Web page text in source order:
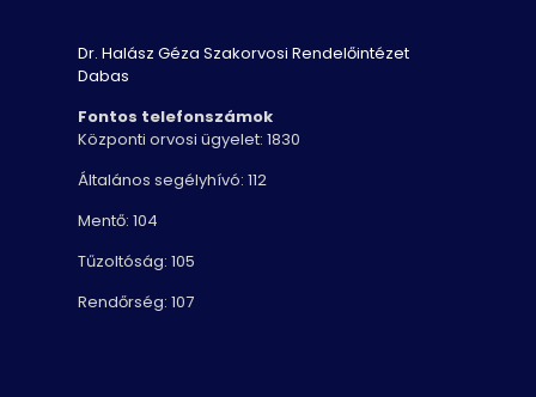
Dr. Halász Géza Szakorvosi Rendelőintézet
Dabas
Fontos telefonszámok
Központi orvosi ügyelet: 1830
Általános segélyhívó: 112
Mentő: 104
Tűzoltóság: 105
Rendőrség: 107